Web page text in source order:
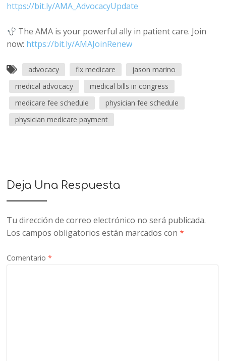
https://bit.ly/AMA_AdvocacyUpdate
The AMA is your powerful ally in patient care. Join
now: https://bit.ly/AMAJoinRenew
advocacy fix medicare
jason marino
medical advocacy
medical bills in congress
medicare fee schedule
physician fee schedule
physician medicare payment
Deja Una Respuesta
Tu dirección de correo electrónico no será publicada.
Los campos obligatorios están marcados con*
Comentario*